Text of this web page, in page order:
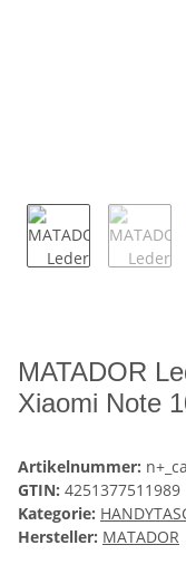
MATADOR
Xiaomi Note
Artikelnummer:
GTIN: 4251377511989
Kategorie:
Hersteller: MATADOR